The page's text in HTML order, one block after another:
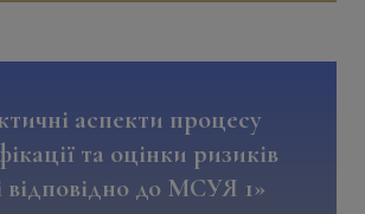
аспекти процесу
та оцінки ризиків
відповідно до МСУЯ 1»